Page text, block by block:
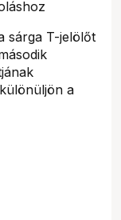
sárga T-jelölőt
a